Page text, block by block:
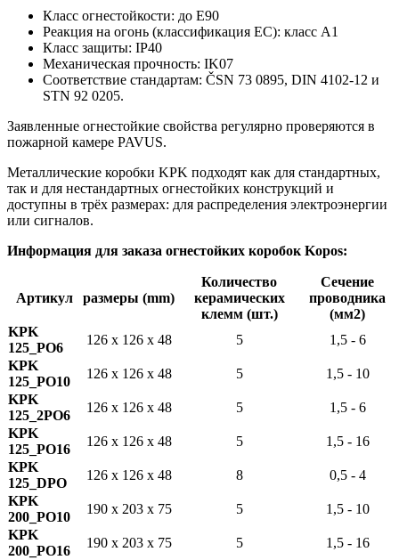
Класс огнестойкости: до E90
Реакция на огонь (классификация ЕС): класс A1
Класс защиты: IP40
Механическая прочность: IK07
Соответствие стандартам: ČSN 73 0895, DIN 4102-12 и
STN 92 0205.
Заявленные огнестойкие свойства регулярно проверяются в
пожарной камере PAVUS.
Металлические коробки KPK подходят как для стандартных,
так и для нестандартных огнестойких конструкций и
доступны в трёх размерах: для распределения электроэнергии
или сигналов.
Информация для заказа огнестойких коробок Kopos:
Артикул размеры (mm)
Количество
керамических
клемм (шт.)
Сечение
проводника
(мм2)
KPK
125_PO6
126 x 126 x 48 5
1,5 - 6
KPK
125_PO10
126 x 126 x 48 5
1,5 - 10
KPK
125_2PO6
126 x 126 x 48 5
1,5 - 6
KPK
125_PO16
126 x 126 x 48 5
1,5 - 16
KPK
125_DPO
126 x 126 x 48 8
0,5 - 4
KPK
200_PO10
190 x 203 x 75 5
1,5 - 10
KPK
200_PO16
190 x 203 x 75 5
1,5 - 16